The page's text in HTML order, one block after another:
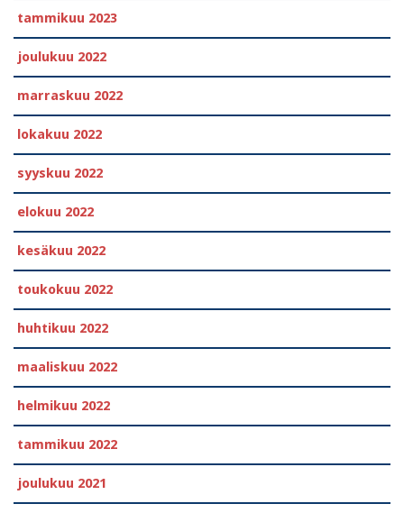
tammikuu 2023
joulukuu 2022
marraskuu 2022
lokakuu 2022
syyskuu 2022
elokuu 2022
kesäkuu 2022
toukokuu 2022
huhtikuu 2022
maaliskuu 2022
helmikuu 2022
tammikuu 2022
joulukuu 2021